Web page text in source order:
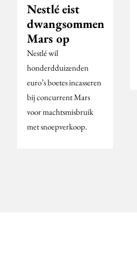
Nestlé eist
dwangsommen
Mars op
Nestlé wil
honderdduizenden
euro’s boetes incasseren
bij concurrent Mars
voor machtsmisbruik
met snoepverkoop.